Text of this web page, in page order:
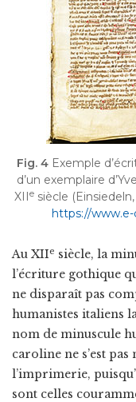
Fig. 4 Exemple
d’un exemplaire
XIIesiècle
https://www.e-
Au XIIe siècle, la
l’écriture gothique
ne disparaît pas
humanistes italiens
nom de minuscule
caroline ne s’est
l’imprimerie,
sont celles